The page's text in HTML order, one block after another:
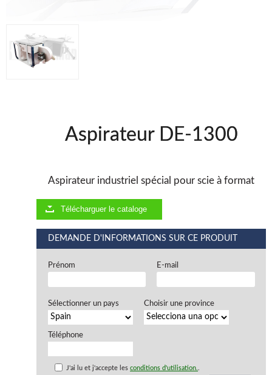
Offres et Opportunités
Aspirateur DE-1300
Aspirateur industriel spécial pour scie à format
Télécharguer le cataloge
DEMANDE D'INFORMATIONS SUR CE PRODUIT
Prénom E-mail
Sélectionner un pays Choisir une province
Téléphone
J'ai lu et j'accepte lesconditions d'utilisation.